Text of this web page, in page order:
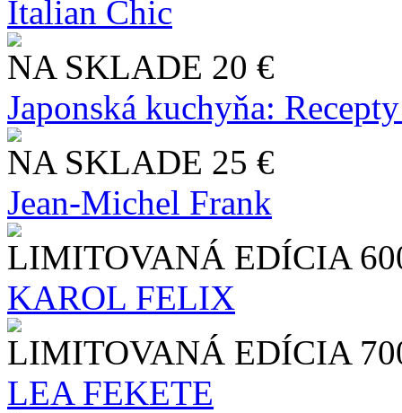
Italian Chic
NA SKLADE 20 €
Japonská kuchyňa:
NA SKLADE 25 €
Jean-Michel Frank
LIMITOVANÁ EDÍCIA
KAROL FELIX
LIMITOVANÁ EDÍCIA
LEA FEKETE